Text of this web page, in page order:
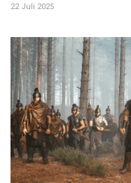
22 Juli 2025